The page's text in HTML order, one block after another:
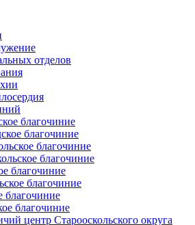
отделов
благочиние
благочиние
благочиние
благочиние
благочиние
благочиние
благочиние
благочиние
центр Старооскольского округа